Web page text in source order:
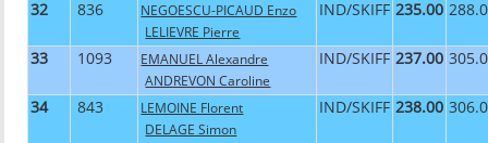
32 836
NEGOESCU-PICAUD Enzo
LELIEVRE Pierre
IND/SKIFF 235.00
33 1093
EMANUEL Alexandre
ANDREVON Caroline
IND/SKIFF 237.00
34 843
LEMOINE Florent
DELAGE Simon
IND/SKIFF 238.00